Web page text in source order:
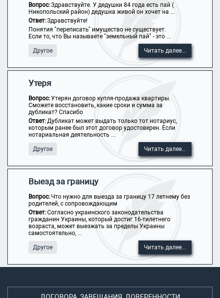
Вопрос:Здравствуйте. У дедушки 84 года есть пай (
Никопольский район) дедушка живой он хочет на ...
Ответ:Здравствуйте!
Понятия "переписать" имущество не существует.
Если то, что Вы называете "земельный пай" - это ...
Другое Читать далее...
Утеря
Вопрос:Утерян договор купля-продажа квартиры.
Сможете восстановить, какие сроки и сумма за
дубликат? Спасибо
Ответ:Дубликат может выдать только тот нотариус,
которым ранее был этот договор удостоверен. Если
нотариальная деятельность ...
Другое Читать далее...
Выезд за границу
Вопрос:Что нужно для выезда за границу 17 летнему без
родителей, с сопровождающим
Ответ:Согласно украинского законодательства
гражданин Украины, который достиг 16-тилетнего
возраста, может выезжать за пределы Украины
самостоятельно, ...
Другое Читать далее...